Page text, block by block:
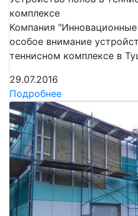
комплексе
Компания
особое внимание
теннисном комплексе в
29.07.2016
Подробнее